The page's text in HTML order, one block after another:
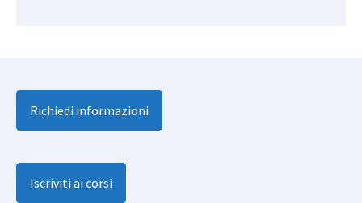
Richiedi informazioni
Iscriviti ai corsi